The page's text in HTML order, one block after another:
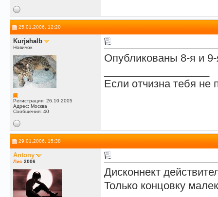
25.01.2006, 12:20
Kurjahalb
Новичок
Регистрация: 26.10.2005
Адрес: Москва
Сообщения: 40
Опубликованы 8-я и
Если отчизна тебя не
29.01.2006, 15:38
Antony
Лис 2006
Дисконнект
Только концовку